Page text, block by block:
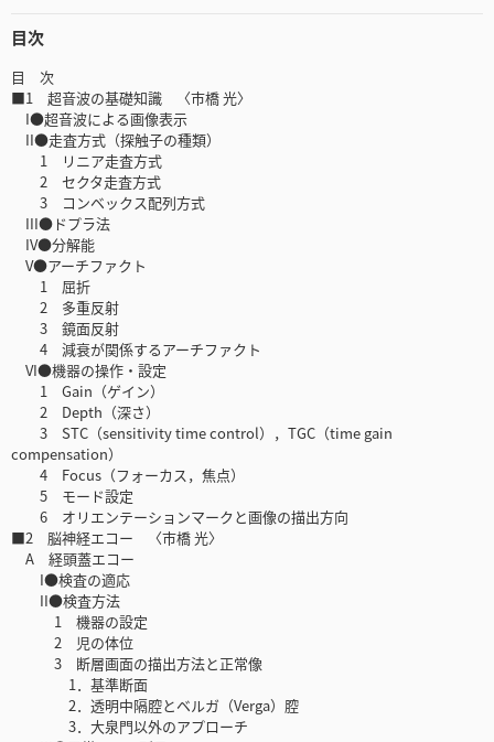
目次
目 次
■1 超音波の基礎知識 〈市橋 光〉
I●超音波による画像表示
II●走査方式（探触子の種類）
1 リニア走査方式
2 セクタ走査方式
3 コンベックス配列方式
III●ドプラ法
IV●分解能
V●アーチファクト
1 屈折
2 多重反射
3 鏡面反射
4 減衰が関係するアーチファクト
VI●機器の操作・設定
1 Gain（ゲイン）
2 Depth（深さ）
3 STC（sensitivity time control），TGC（time gain
compensation）
4 Focus（フォーカス，焦点）
5 モード設定
6 オリエンテーションマークと画像の描出方向
■2 脳神経エコー 〈市橋 光〉
A 経頭蓋エコー
I●検査の適応
II●検査方法
1 機器の設定
2 児の体位
3 断層画面の描出方法と正常像
1．基準断面
2．透明中隔腔とベルガ（Verga）腔
3．大泉門以外のアプローチ